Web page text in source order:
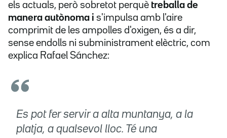
els actuals, però sobretot perquè treballa de
manera autònoma i s'impulsa amb l'aire
comprimit de les ampolles d'oxigen, és a dir,
sense endolls ni subministrament elèctric, com
explica Rafael Sánchez:
Es pot fer servir a alta muntanya, a la
platja, a qualsevol lloc. Té una